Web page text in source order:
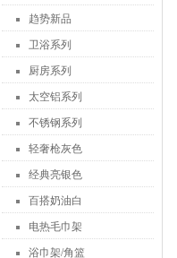
趋势新品
卫浴系列
厨房系列
太空铝系列
不锈钢系列
轻奢枪灰色
经典亮银色
百搭奶油白
电热毛巾架
浴巾架/角篮